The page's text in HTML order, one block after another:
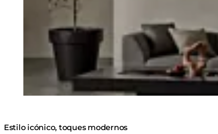
Estilo icónico, toques modernos